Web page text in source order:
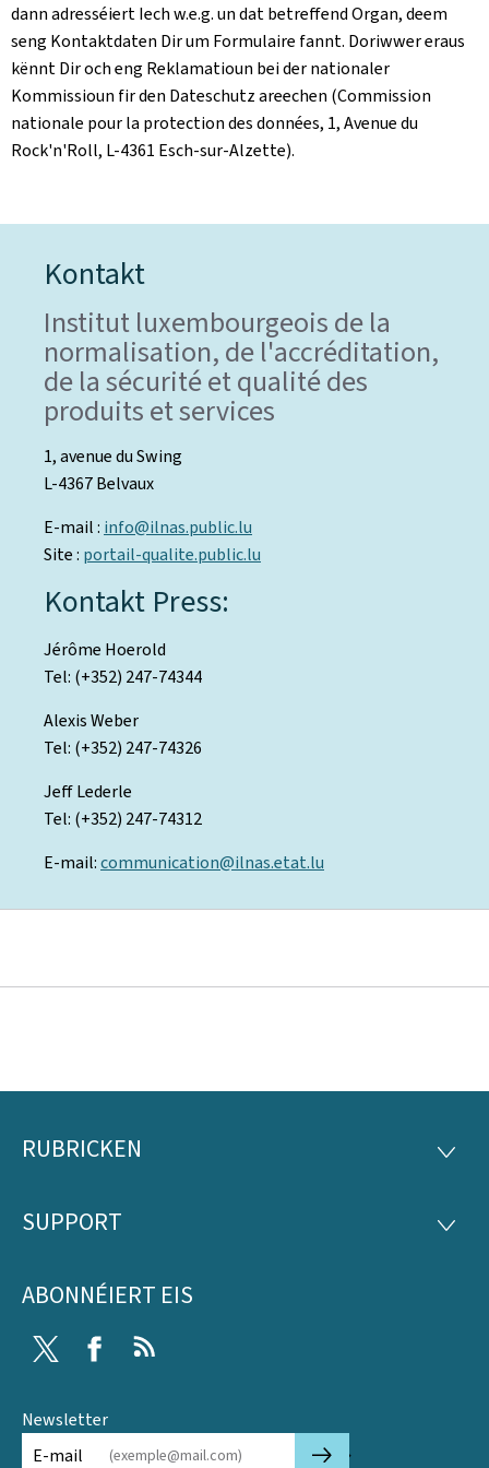
dann adresséiert Iech w.e.g. un dat betreffend Organ, deem
seng Kontaktdaten Dir um Formulaire fannt. Doriwwer eraus
kënnt Dir och eng Reklamatioun bei der nationaler
Kommissioun fir den Dateschutz areechen (Commission
nationale pour la protection des données, 1, Avenue du
Rock'n'Roll, L-4361 Esch-sur-Alzette).
Kontakt
Institut luxembourgeois de la
normalisation, de l'accréditation,
de la sécurité et qualité des
produits et services
1, avenue du Swing
L-4367 Belvaux
E-mail : info@ilnas.public.lu
Site : portail-qualite.public.lu
Kontakt Press:
Jérôme Hoerold
Tel: (+352) 247-74344
Alexis Weber
Tel: (+352) 247-74326
Jeff Lederle
Tel: (+352) 247-74312
E-mail:communication@ilnas.etat.lu
Fousszeil
RUBRICKEN
SUPPORT
ABONNÉIERT EIS
Twitter Facebook
Newsletter
E-mail
🡒